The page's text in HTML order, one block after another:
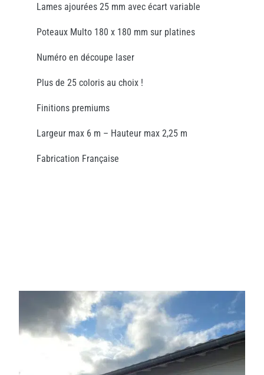
Lames ajourées 25 mm avec écart variable
Poteaux Multo 180 x 180 mm sur platines
Numéro en découpe laser
Plus de 25 coloris au choix !
Finitions premiums
Largeur max 6 m – Hauteur max 2,25 m
Fabrication Française